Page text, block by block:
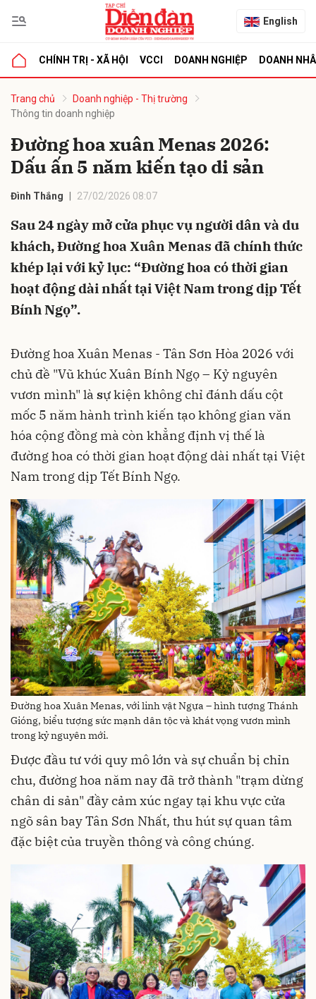
English
CHÍNH TRỊ - XÃ HỘI VCCI DOANH NGHIỆP DOANH
Trang chủ
Doanh nghiệp - Thị trường
Thông tin doanh nghiệp
Đường hoa xuân Menas 2026:
Dấu ấn 5 năm kiến tạo di sản
Đình Thắng 27/02/2026 08:07
Sau 24 ngày mở cửa phục vụ người dân và du
khách, Đường hoa Xuân Menas đã chính thức
khép lại với kỷ lục: “Đường hoa có thời gian
hoạt động dài nhất tại Việt Nam trong dịp Tết
Bính Ngọ”.
Đường hoa Xuân Menas - Tân Sơn Hòa 2026 với
chủ đề "Vũ khúc Xuân Bính Ngọ – Kỷ nguyên
vươn mình" là sự kiện không chỉ đánh dấu cột
mốc 5 năm hành trình kiến tạo không gian văn
hóa cộng đồng mà còn khẳng định vị thế là
đường hoa có thời gian hoạt động dài nhất tại Việt
Nam trong dịp Tết Bính Ngọ.
Đường hoa Xuân Menas, với linh vật Ngựa – hình tượng Thánh
Gióng, biểu tượng sức mạnh dân tộc và khát vọng vươn mình
trong kỷ nguyên mới.
Được đầu tư với quy mô lớn và sự chuẩn bị chỉn
chu, đường hoa năm nay đã trở thành "trạm dừng
chân di sản" đầy cảm xúc ngay tại khu vực cửa
ngõ sân bay Tân Sơn Nhất, thu hút sự quan tâm
đặc biệt của truyền thông và công chúng.
luận